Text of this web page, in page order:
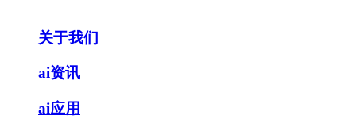
关于我们
ai资讯
ai应用